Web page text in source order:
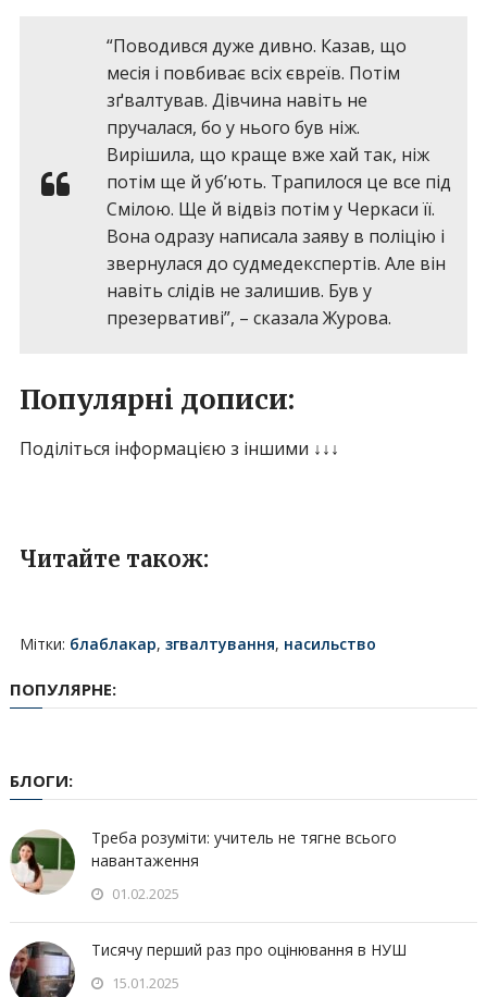
“Поводився дуже дивно. Казав, що
месія і повбиває всіх євреїв. Потім
зґвалтував. Дівчина навіть не
пручалася, бо у нього був ніж.
Вирішила, що краще вже хай так, ніж
потім ще й уб’ють. Трапилося це все під
Смілою. Ще й відвіз потім у Черкаси її.
Вона одразу написала заяву в поліцію і
звернулася до судмедекспертів. Але він
навіть слідів не залишив. Був у
презервативі”, – сказала Журова.
Популярні дописи:
Поділіться інформацією з іншими ↓↓↓
Читайте також:
Мітки: блаблакар, згвалтування, насильство
ПОПУЛЯРНЕ:
БЛОГИ:
Треба розуміти: учитель не тягне всього
навантаження
01.02.2025
Тисячу перший раз про оцінювання в НУШ
15.01.2025